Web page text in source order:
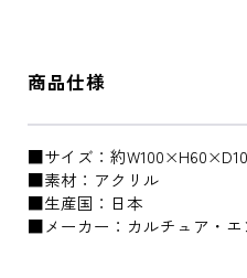
商品仕様
■サイズ：約
■素材：アクリル
■生産国：日本
■メーカー：カルチュア・エ